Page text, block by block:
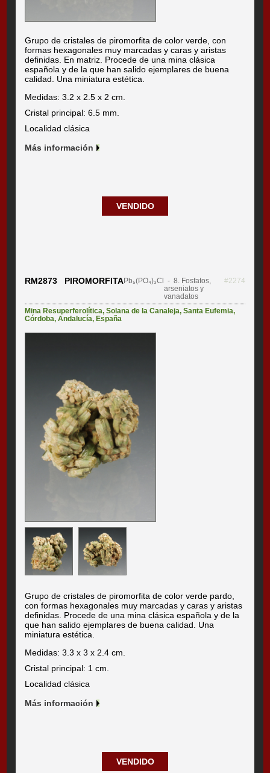
Grupo de cristales de piromorfita de color verde, con
formas hexagonales muy marcadas y caras y aristas
definidas. En matriz. Procede de una mina clásica
española y de la que han salido ejemplares de buena
calidad. Una miniatura estética.
Medidas: 3.2 x 2.5 x 2 cm.
Cristal principal: 6.5 mm.
Localidad clásica
Más información
VENDIDO
RM2873 PIROMORFITAPb₅(PO₄)₃Cl - 8. Fosfatos,
arseniatos y
vanadatos
#2274
Mina Resuperferolítica,Solana de la Canaleja,Santa Eufemia,
Córdoba,Andalucía,España
Grupo de cristales de piromorfita de color verde pardo,
con formas hexagonales muy marcadas y caras y aristas
definidas. Procede de una mina clásica española y de la
que han salido ejemplares de buena calidad. Una
miniatura estética.
Medidas: 3.3 x 3 x 2.4 cm.
Cristal principal: 1 cm.
Localidad clásica
Más información
VENDIDO